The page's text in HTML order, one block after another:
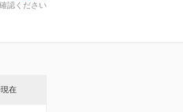
認ください
在